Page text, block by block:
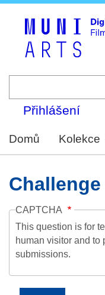
Přihlášení
Domů Kolekce
Challenge
CAPTCHA
This question is for
human visitor and to
submissions.